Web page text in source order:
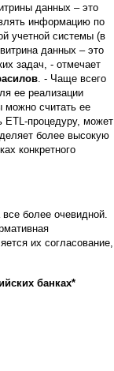
данных – это
информацию по
учетной системы (в
данных – это
задач, - отмечает
. - Чаще всего
ее реализации
можно считать ее
ETL-процедуру, может
более высокую
конкретного
более очевидной.
их согласование,
банках*